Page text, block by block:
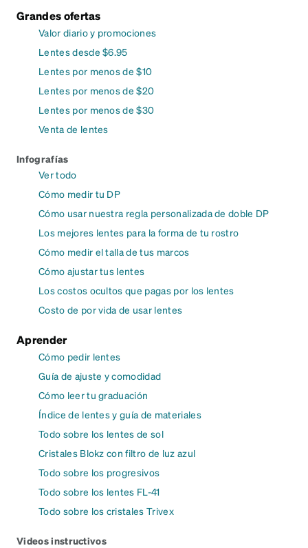
Grandes ofertas
Valor diario y promociones
Lentes desde $6.95
Lentes por menos de $10
Lentes por menos de $20
Lentes por menos de $30
Venta de lentes
Infografías
Ver todo
Cómo medir tu DP
Cómo usar nuestra regla personalizada de doble DP
Los mejores lentes para la forma de tu rostro
Cómo medir el talla de tus marcos
Cómo ajustar tus lentes
Los costos ocultos que pagas por los lentes
Costo de por vida de usar lentes
Aprender
Cómo pedir lentes
Guía de ajuste y comodidad
Cómo leer tu graduación
Índice de lentes y guía de materiales
Todo sobre los lentes de sol
Cristales Blokz con filtro de luz azul
Todo sobre los progresivos
Todo sobre los lentes FL-41
Todo sobre los cristales Trivex
Videos instructivos